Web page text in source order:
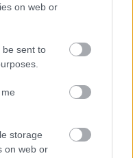
on web or
be sent to
storage
on web or
και πώς λειτουργούν